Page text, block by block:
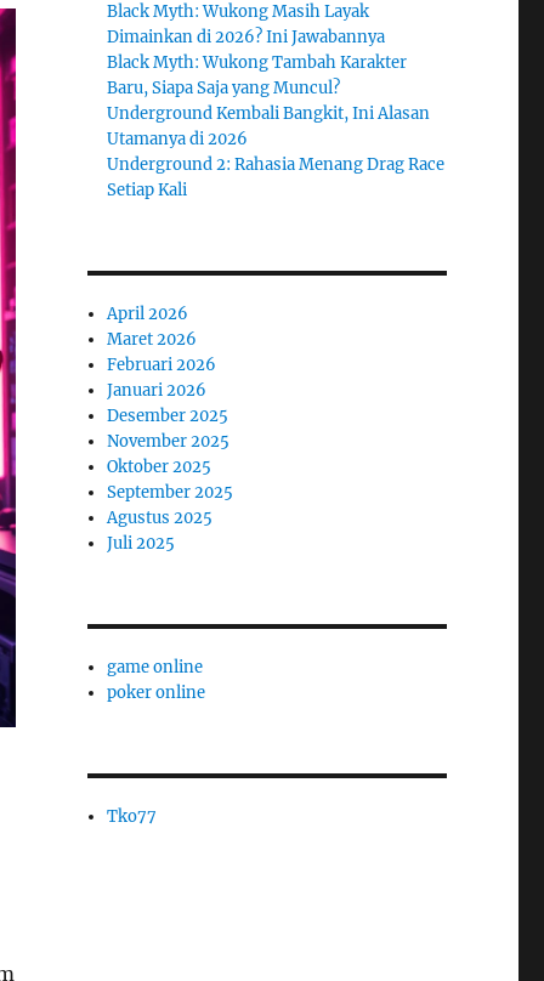
Black Myth: Wukong Masih Layak
Dimainkan di 2026? Ini Jawabannya
Black Myth: Wukong Tambah Karakter
Baru, Siapa Saja yang Muncul?
Underground Kembali Bangkit, Ini Alasan
Utamanya di 2026
Underground 2: Rahasia Menang Drag Race
Setiap Kali
April 2026
Maret 2026
Februari 2026
Januari 2026
Desember 2025
November 2025
Oktober 2025
September 2025
Agustus 2025
Juli 2025
game online
poker online
Tko77